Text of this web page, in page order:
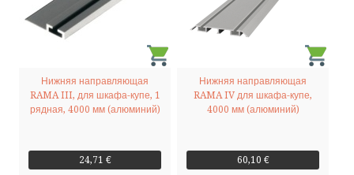
Нижняя направляющая
RAMA III, для шкафа-купе, 1
рядная, 4000 мм (алюминий)
24,71 €
Нижняя направляющая
RAMA IV для шкафа-купе,
4000 мм (алюминий)
60,10 €